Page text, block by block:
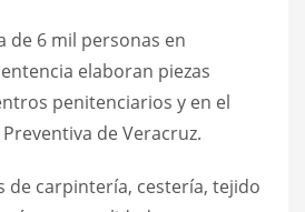
de 6 mil personas en
elaboran piezas
penitenciarios y en el
de Veracruz.
de carpintería, cestería, tejido